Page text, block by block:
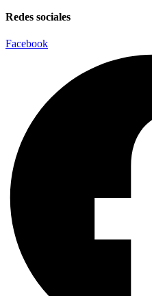
Redes sociales
Facebook